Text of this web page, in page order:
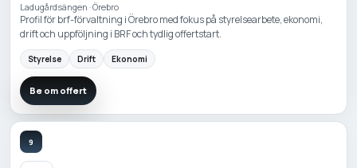
Ladugårdsängen · Örebro
Profil för brf-förvaltning i Örebro med fokus på styrelsearbete, ekonomi,
drift och uppföljning i BRF och tydlig offertstart.
Styrelse Drift Ekonomi
Be om offert
9